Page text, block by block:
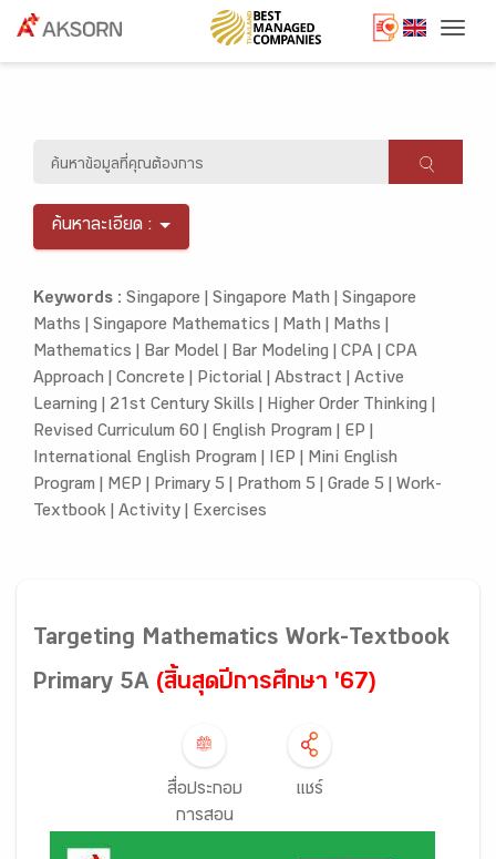
ค้นหาละเอียด :
Keywords : Singapore | Singapore Math | Singapore
Maths | Singapore Mathematics | Math | Maths |
Mathematics | Bar Model | Bar Modeling | CPA | CPA
Approach | Concrete | Pictorial | Abstract | Active
Learning | 21st Century Skills | Higher Order Thinking |
Revised Curriculum 60 | English Program | EP |
International English Program | IEP | Mini English
Program | MEP | Primary 5 | Prathom 5 | Grade 5 | Work-
Textbook | Activity | Exercises
Targeting Mathematics Work-Textbook
Primary 5A (สิ้นสุดปีการศึกษา '67)
สื่อประกอบ
การสอน
แชร์